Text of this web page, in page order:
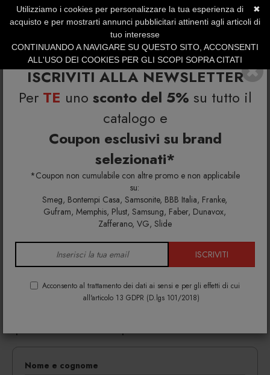
ISCRIVITI ALLA NEWSLETTER
Per TE uno sconto del 5% su tutto il
catalogo e
Coupon esclusivi su brand
selezionati*
*Coupon non cumulabile con altre promo e non applicabile
su:
Smeg, Bontempi Casa, Samsonite, BBB Italia, Franke,
Gufram, Memphis, Plust, Samsung, Faber, Dunavox,
Zafferano, VG, Slide
ISCRIVITI
Acconsento al trattamento dei dati ai sensi e per gli effetti di cui
all'articolo 13 GDPR (D.lgs 101/2018)
SERVIZIO CLIENTI +39.0773.470.562
SUMMER SALES | Fino al 31 Agosto
Richiedi info e un'offerta personalizzata per te
Orologio H:M:S:
Richiedi maggiori info e la tua
offerta personalizzata per
Orologio H:M:S:
informazioni su colori, materiali e disponibilità.
Nome e cognome
✖
Utilizziamo i cookies per personalizzare la tua esperienza di
acquisto e per mostrarti annunci pubblicitari attinenti agli articoli di
tuo interesse
CONTINUANDO A NAVIGARE SU QUESTO SITO, ACCONSENTI
ALL'USO DEI COOKIES PER GLI SCOPI SOPRA CITATI